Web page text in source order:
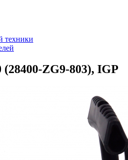
техники
ZG9-803), IGP